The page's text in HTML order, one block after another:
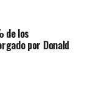
de los
por Donald